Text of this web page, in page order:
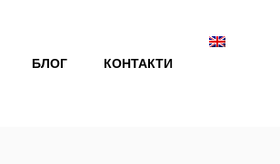
БЛОГ КОНТАКТИ